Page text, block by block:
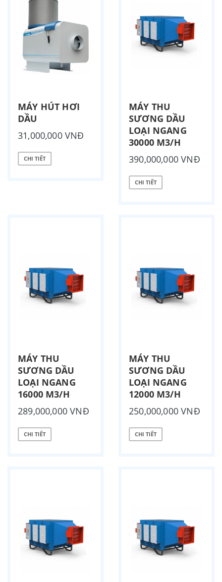
MÁY HÚT HƠI
DẦU
31,000,000 VNĐ
CHI TIẾT
MÁY THU
SƯƠNG DẦU
LOẠI NGANG
30000 M3/H
390,000,000 VNĐ
CHI TIẾT
MÁY THU
SƯƠNG DẦU
LOẠI NGANG
16000 M3/H
289,000,000 VNĐ
CHI TIẾT
MÁY THU
SƯƠNG DẦU
LOẠI NGANG
12000 M3/H
250,000,000 VNĐ
CHI TIẾT